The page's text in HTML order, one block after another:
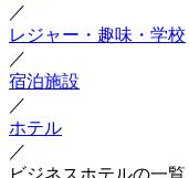
／
レジャー・趣味・学校
／
宿泊施設
／
ホテル
／
ビジネスホテルの一覧